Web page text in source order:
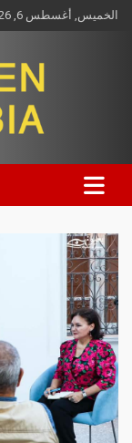
الخميس, أغسطس 6, 2026
Arabia